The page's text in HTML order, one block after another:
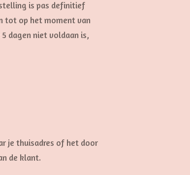
is pas definitief
tot op het moment van
dagen niet voldaan is,
je thuisadres of het door
de klant.